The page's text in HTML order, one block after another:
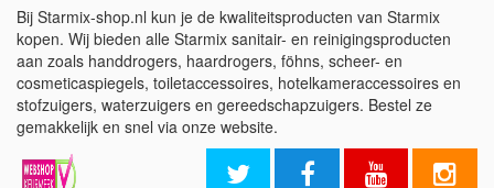
Bij Starmix-shop.nl kun je de kwaliteitsproducten van Starmix
kopen. Wij bieden alle Starmix sanitair- en reinigingsproducten
aan zoals handdrogers, haardrogers, föhns, scheer- en
cosmeticaspiegels, toiletaccessoires, hotelkameraccessoires en
stofzuigers, waterzuigers en gereedschapzuigers. Bestel ze
gemakkelijk en snel via onze website.